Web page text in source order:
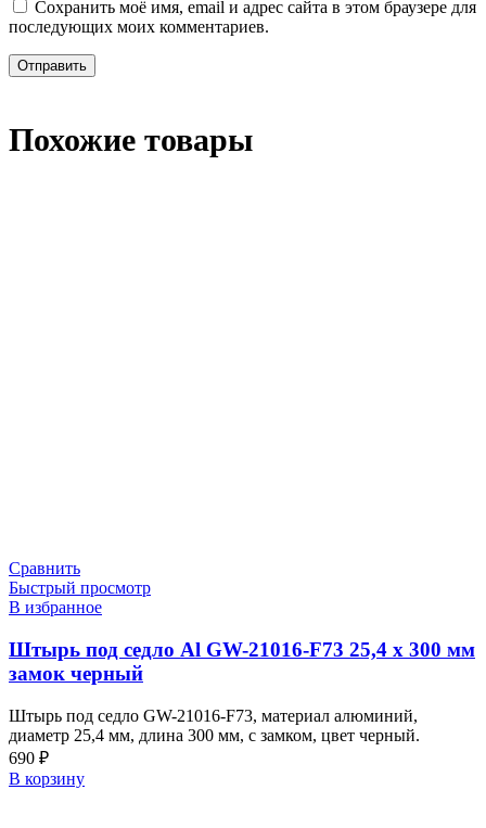
Сохранить моё имя, email и адрес сайта в этом браузере для
последующих моих комментариев.
Похожие товары
Сравнить
Быстрый просмотр
В избранное
Штырь под седло Al GW-21016-F73 25,4 х 300 мм
замок черный
Штырь под седло GW-21016-F73, материал алюминий,
диаметр 25,4 мм, длина 300 мм, с замком, цвет черный.
690 ₽
В корзину